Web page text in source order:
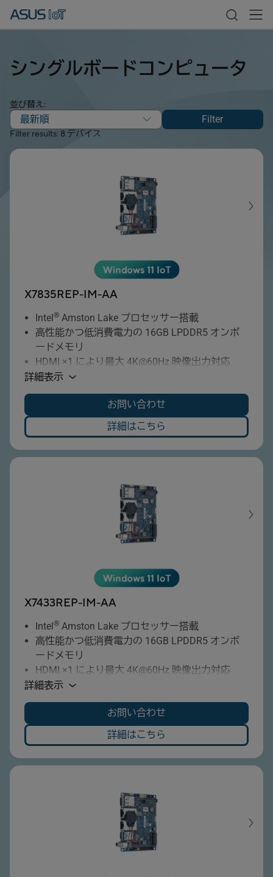
シングルボードコンピュータ
Filter results: 8 デバイス
並び替え:
最新順 Filter
X7835REP-IM-AA
Intel® Amston Lake プロセッサー搭載
高性能かつ低消費電力の 16GB LPDDR5 オンボ
ードメモリ
HDMI ×1 により最大 4K@60Hz 映像出力対応
デュアルLAN搭載で、安定したネットワーク接
続と冗長性を実現
複数のCOMポートを備え、各種産業機器との接
続に対応
高速データ転送に対応する USB 3.2 搭載
M.2 E Key スロット搭載（Wi-Fi モジュール等に
9～36V のワイドレンジ DC 入力に対応し、多様
な産業用電源環境に適合
詳細表示
お問い合わせ
詳細はこちら
X7433REP-IM-AA
Intel® Amston Lake プロセッサー搭載
高性能かつ低消費電力の 16GB LPDDR5 オンボ
ードメモリ
HDMI ×1 により最大 4K@60Hz 映像出力対応
デュアルLAN搭載でネットワークの安定性と冗
長性を強化
複数のCOMポートを備え、各種産業機器との接
続に対応
高速データ転送に対応する USB 3.2 搭載
M.2 E Key スロット搭載（Wi-Fi モジュール等に
9～36V のワイドレンジ DC 入力に対応し、多様
な産業用電源環境に適合
詳細表示
お問い合わせ
詳細はこちら